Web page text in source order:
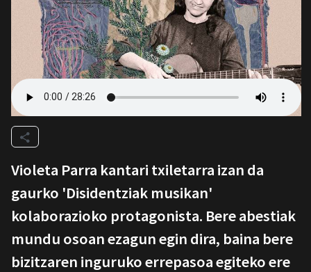
Violeta Parra kantari txiletarra izan da
gaurko 'Disidentziak musikan'
kolaborazioko protagonista. Bere abestiak
mundu osoan ezagun egin dira, baina bere
bizitzaren inguruko errepasoa egiteko ere